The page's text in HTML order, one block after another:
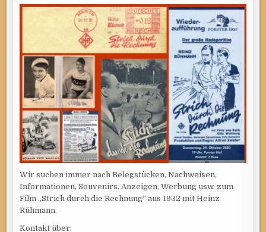
Wir suchen immer nach Belegstücken, Nachweisen,
Informationen, Souvenirs, Anzeigen, Werbung usw. zum
Film „Strich durch die Rechnung“ aus 1932 mit Heinz
Rühmann.
Kontakt über: